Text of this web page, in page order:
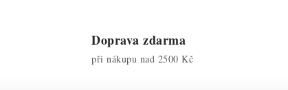
Doprava zdarma
při nákupu nad 2500 Kč